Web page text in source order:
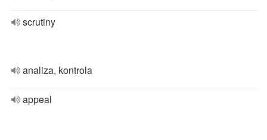
scrutiny
analiza, kontrola
appeal